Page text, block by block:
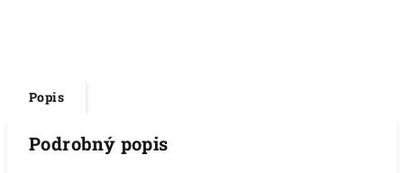
Popis
Podrobný popis